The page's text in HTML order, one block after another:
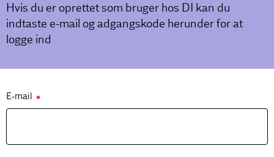
Hvis du er oprettet som bruger hos DI kan du
indtaste e-mail og adgangskode herunder for at
logge ind
E-mail ✱